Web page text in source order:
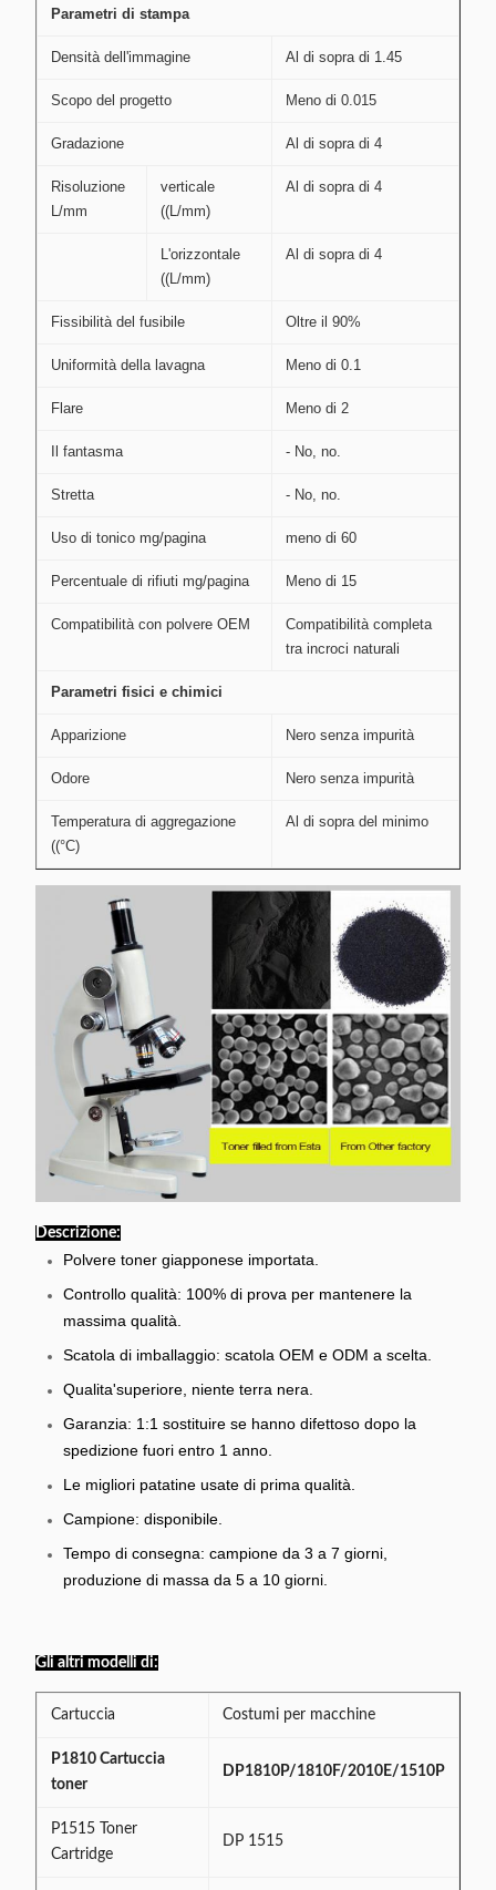
Parametri di stampa
Densità dell'immagine Al di sopra di 1.45
Scopo del progetto Meno di 0.015
Gradazione Al di sopra di 4
Risoluzione
L/mm
verticale
((L/mm)
Al di sopra di 4
L'orizzontale
((L/mm)
Al di sopra di 4
Fissibilità del fusibile Oltre il 90%
Uniformità della lavagna Meno di 0.1
Flare Meno di 2
Il fantasma - No, no.
Stretta - No, no.
Uso di tonico mg/pagina meno di 60
Percentuale di rifiuti mg/pagina Meno di 15
Compatibilità con polvere OEM
Compatibilità completa
tra incroci naturali
Parametri fisici e chimici
Apparizione Nero senza impurità
Odore Nero senza impurità
Temperatura di aggregazione
((°C)
Al di sopra del minimo
Descrizione:
Polvere toner giapponese importata.
Controllo qualità: 100% di prova per mantenere la
massima qualità.
Scatola di imballaggio: scatola OEM e ODM a scelta.
Qualita'superiore, niente terra nera.
Garanzia: 1:1 sostituire se hanno difettoso dopo la
spedizione fuori entro 1 anno.
Le migliori patatine usate di prima qualità.
Campione: disponibile.
Tempo di consegna: campione da 3 a 7 giorni,
produzione di massa da 5 a 10 giorni.
Gli altri modelli di:
Cartuccia Costumi per macchine
P1810 Cartuccia
toner
DP1810P/1810F/2010E/1510P
P1515 Toner
Cartridge
DP 1515